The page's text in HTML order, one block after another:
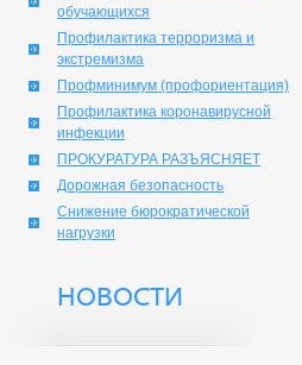
обучающихся
Профилактика терроризма и
экстремизма
Профминимум (профориентация)
Профилактика коронавирусной
инфекции
ПРОКУРАТУРА РАЗЪЯСНЯЕТ
Дорожная безопасность
Снижение бюрократической
нагрузки
НОВОСТИ